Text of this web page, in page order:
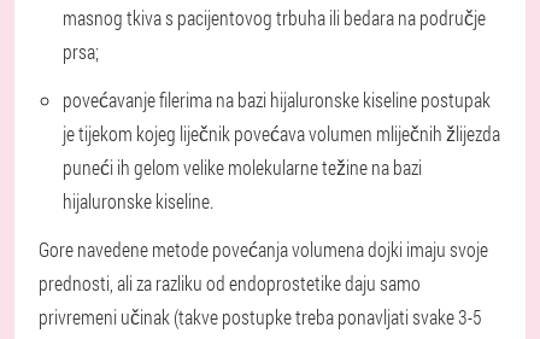
masnog tkiva s pacijentovog trbuha ili bedara na područje
prsa;
povećavanje filerima na bazi hijaluronske kiseline postupak
je tijekom kojeg liječnik povećava volumen mliječnih žlijezda
puneći ih gelom velike molekularne težine na bazi
hijaluronske kiseline.
Gore navedene metode povećanja volumena dojki imaju svoje
prednosti, ali za razliku od endoprostetike daju samo
privremeni učinak (takve postupke treba ponavljati svake 3-5